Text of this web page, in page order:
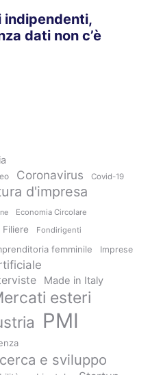
indipendenti,
dati non c’è
Coronavirus Covid-19
d'impresa
Economia Circolare
Filiere Fondirigenti
femminile Imprese
Made in Italy
esteri
PMI
e sviluppo